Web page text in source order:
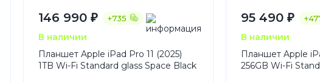
+735
146 990 ₽
В наличии
Планшет Apple iPad Pro 11 (2025)
1TB Wi-Fi Standard glass Space Black
95 490 ₽
В наличии
Планшет Apple
256GB Wi-Fi